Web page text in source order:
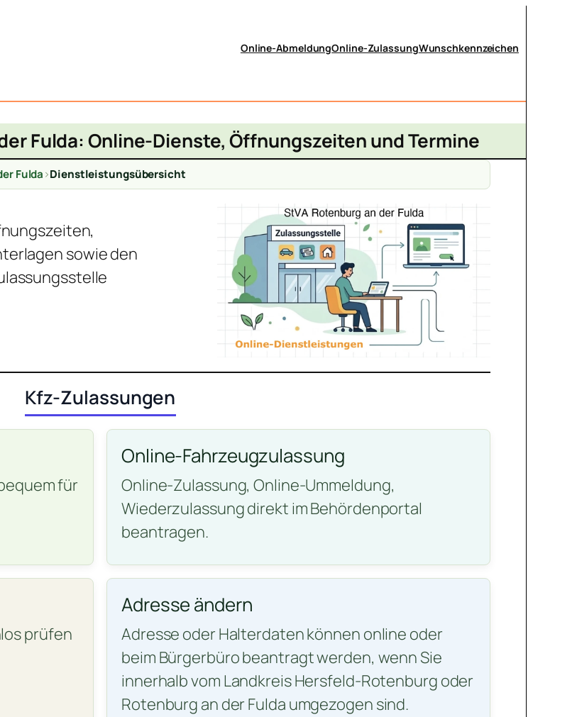
Online-AbmeldungOnline-ZulassungWunschkennzeichen
Fulda: Online-Dienste, Öffnungszeiten und Termine
Fulda>Dienstleistungsübersicht
sowie den
Kfz-Zulassungen
für
Online-Fahrzeugzulassung
Online-Zulassung, Online-Ummeldung,
Wiederzulassung direkt im Behördenportal
beantragen.
prüfen
Adresse ändern
Adresse oder Halterdaten können online oder
beim Bürgerbüro beantragt werden, wenn Sie
innerhalb vom Landkreis Hersfeld-Rotenburg oder
Rotenburg an der Fulda umgezogen sind.